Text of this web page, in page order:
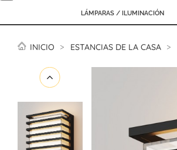
LÁMPARAS / ILUMINACIÓN
INICIO ESTANCIAS DE LA CASA